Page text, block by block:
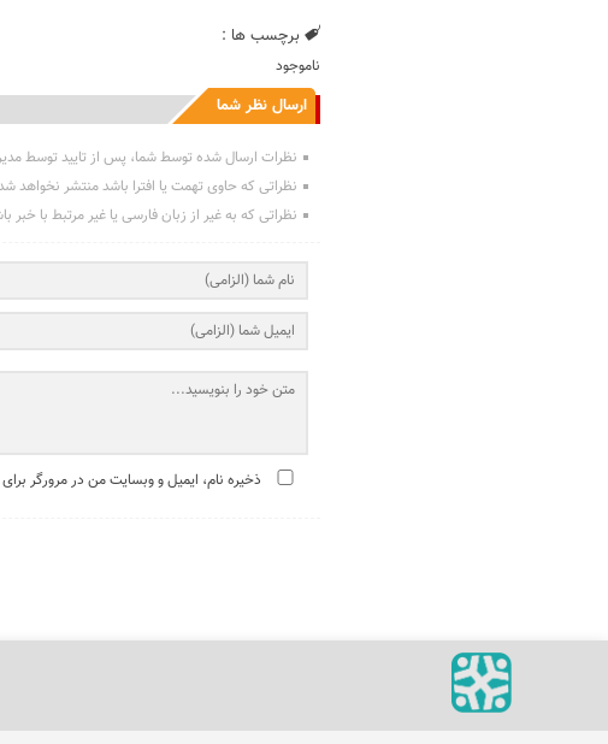
برچسب ها :
ناموجود
ارسال نظر شما
نظرات ارسال شده توسط شما، پس از تایید توسط
نظراتی که حاوی تهمت یا افترا باشد منتشر نخواهد
نظراتی که به غیر از زبان فارسی یا غیر مرتبط با
ذخیره نام، ایمیل و وبسایت من در مرورگر